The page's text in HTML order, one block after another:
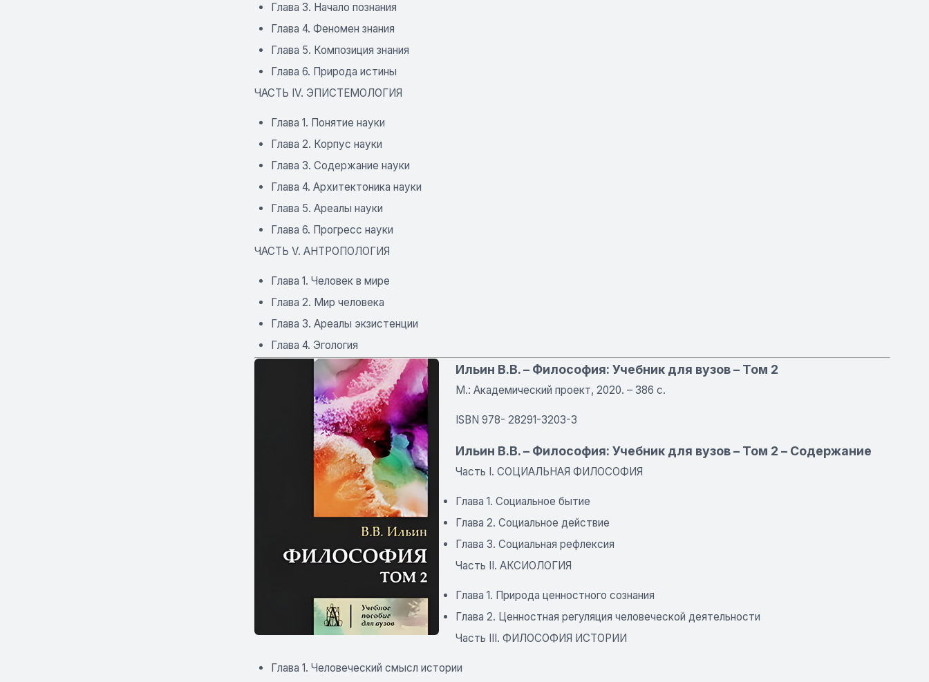
Глава 3. Начало познания
Глава 4. Феномен знания
Глава 5. Композиция знания
Глава 6. Природа истины
ЧАСТЬ IV. ЭПИСТЕМОЛОГИЯ
Глава 1. Понятие науки
Глава 2. Корпус науки
Глава 3. Содержание науки
Глава 4. Архитектоника науки
Глава 5. Ареалы науки
Глава 6. Прогресс науки
ЧАСТЬ V. АНТРОПОЛОГИЯ
Глава 1. Человек в мире
Глава 2. Мир человека
Глава 3. Ареалы экзистенции
Глава 4. Эгология
Ильин В.В. – Философия: Учебник для вузов – Том 2
М.: Академический проект, 2020. – 386 с.
ISBN 978- 28291-3203-3
Ильин В.В. – Философия: Учебник для вузов – Том 2 – Содержание
Часть I. СОЦИАЛЬНАЯ ФИЛОСОФИЯ
Глава 1. Социальное бытие
Глава 2. Социальное действие
Глава 3. Социальная рефлексия
Часть II. АКСИОЛОГИЯ
Глава 1. Природа ценностного сознания
Глава 2. Ценностная регуляция человеческой деятельности
Часть III. ФИЛОСОФИЯ ИСТОРИИ
Глава 1. Человеческий смысл истории